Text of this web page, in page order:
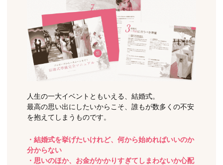
人生の一大イベントともいえる、結婚式。
最高の思い出にしたいからこそ、誰もが数多くの不安
を抱えてしまうものです。
・結婚式を挙げたいけれど、何から始めればいいのか
分からない
・思いのほか、お金がかかりすぎてしまわないか心配